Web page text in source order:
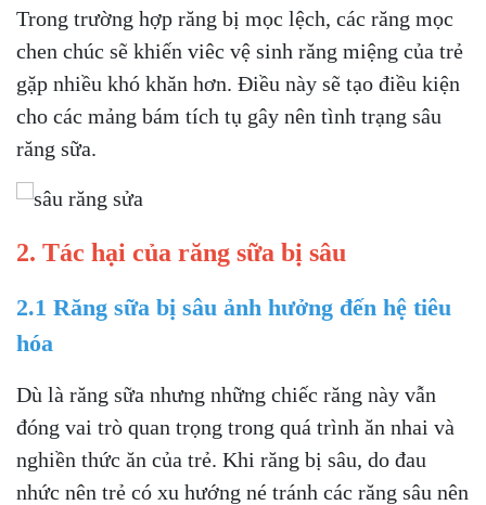
Trong trường hợp răng bị mọc lệch, các răng mọc
chen chúc sẽ khiến viêc vệ sinh răng miệng của trẻ
gặp nhiều khó khăn hơn. Điều này sẽ tạo điều kiện
cho các mảng bám tích tụ gây nên tình trạng sâu
răng sữa.
2. Tác hại của răng sữa bị sâu
2.1 Răng sữa bị sâu ảnh hưởng đến hệ tiêu
hóa
Dù là răng sữa nhưng những chiếc răng này vẫn
đóng vai trò quan trọng trong quá trình ăn nhai và
nghiền thức ăn của trẻ. Khi răng bị sâu, do đau
nhức nên trẻ có xu hướng né tránh các răng sâu nên